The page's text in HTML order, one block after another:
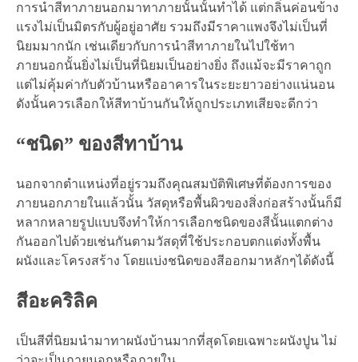
การนำสีทาภายนอกมาทาภายนั้นนั้นทำได้ แต่กลิ่นค่อนข้าง
แรงไม่เป็นมิตรกับผู้อยู่อาศัย รวมถึงมีราคาแพงจึงไม่เป็นที่
นิยมมากนัก เช่นเดียวกับการนำสีทาภายในไปใช้ทา
ภายนอกนั้นยิ่งไม่เป็นที่นิยมเป็นอย่างยิ่ง ถึงแม้จะมีราคาถูก
แต่ไม่คุ้มค่ากับตัวบ้านหรืออาคารในระยะยาวอย่างแน่นอน
ดังนั้นควรเลือกให้สีทาบ้านกันให้ถูกประเภทเสียจะดีกว่า
“ชนิด” ของสีทาบ้าน
นอกจากตำแหน่งที่อยู่รวมถึงคุณสมบัติพิเศษที่ต้องการของ
ภายนอกภายในแล้วนั้น วัสดุหรือพื้นผิวของสิ่งก่อสร้างนั้นก็มี
หลากหลายรูปแบบจึงทำให้การเลือกชนิดของสีนั้นแตกต่าง
กันออกไปด้วยเช่นกันตามวัสดุที่ใช้ประกอบตกแต่งทั้งพื้น
ผนังและโครงสร้าง โดยแบ่งชนิดของสีออกมาหลักๆได้ดังนี้
สีอะคริลิค
เป็นสีที่นิยมนำมาทาผนังบ้านมากที่สุดโดยเฉพาะผนังปูน ไม่